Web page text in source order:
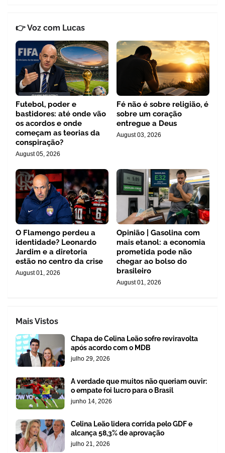
👉 Voz com Lucas
Futebol, poder e
bastidores: até onde vão
os acordos e onde
começam as teorias da
conspiração?
August 05, 2026
Fé não é sobre religião, é
sobre um coração
entregue a Deus
August 03, 2026
O Flamengo perdeu a
identidade? Leonardo
Jardim e a diretoria
estão no centro da crise
August 01, 2026
Opinião | Gasolina com
mais etanol: a economia
prometida pode não
chegar ao bolso do
brasileiro
August 01, 2026
Mais Vistos
Chapa de Celina Leão sofre reviravolta
após acordo com o MDB
julho 29, 2026
A verdade que muitos não queriam ouvir:
o empate foi lucro para o Brasil
junho 14, 2026
Celina Leão lidera corrida pelo GDF e
alcança 58,3% de aprovação
julho 21, 2026